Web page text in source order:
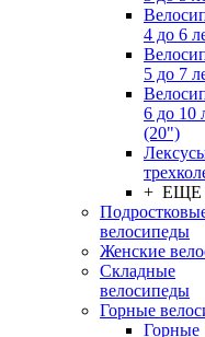
4 до 6
5 до 7
6 до 10
(20")
+ ЕЩЕ
велосипеды
Женские
Складные
велосипеды
Горные
Горные